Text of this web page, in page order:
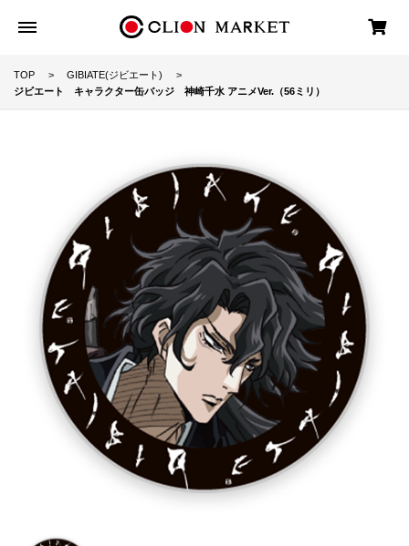
TOP
GIBIATE(ジビエート)
ジビエート キャラクター缶バッジ 神崎千水 アニメVer.（56ミリ）